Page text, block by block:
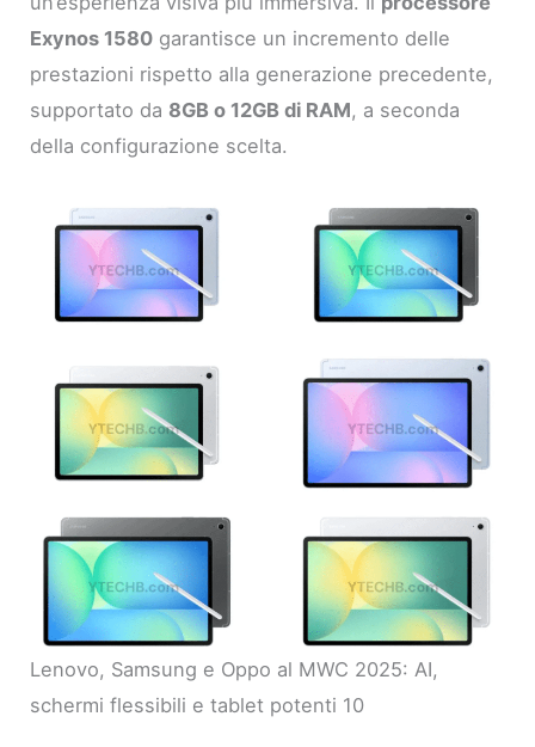
Exynos 1580 garantisce un incremento delle
prestazioni rispetto alla generazione precedente,
supportato da 8GB o 12GB di RAM, a seconda
della configurazione scelta.
Lenovo, Samsung e Oppo al MWC 2025: AI,
schermi flessibili e tablet potenti 10